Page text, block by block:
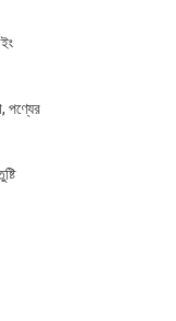
পণ্যের